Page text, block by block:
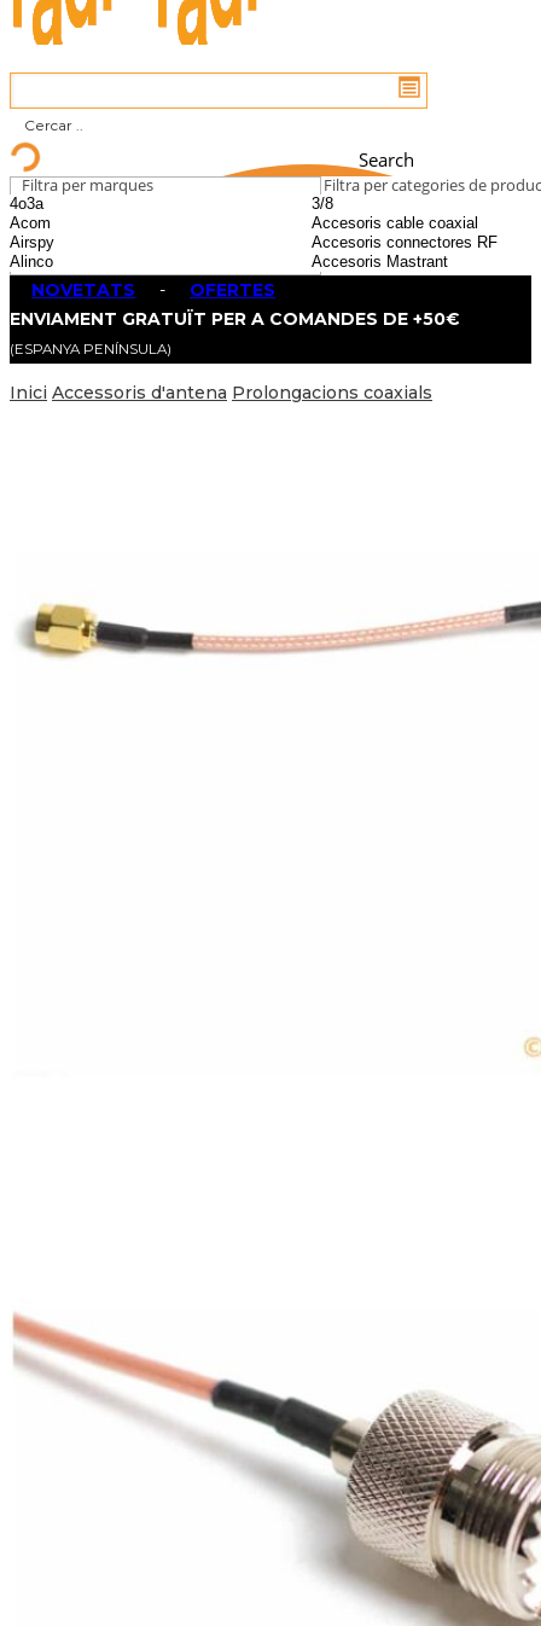
Search
Filtra per marques Filtra per categories de
NOVETATS - OFERTES
ENVIAMENT GRATUÏT PER A COMANDES DE +50€
(ESPANYA PENÍNSULA)
Inici Accessoris d'antena Prolongacions coaxials